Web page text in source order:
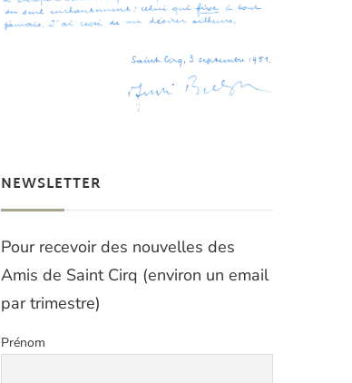
NEWSLETTER
Pour recevoir des nouvelles des
Amis de Saint Cirq (environ un email
par trimestre)
Prénom